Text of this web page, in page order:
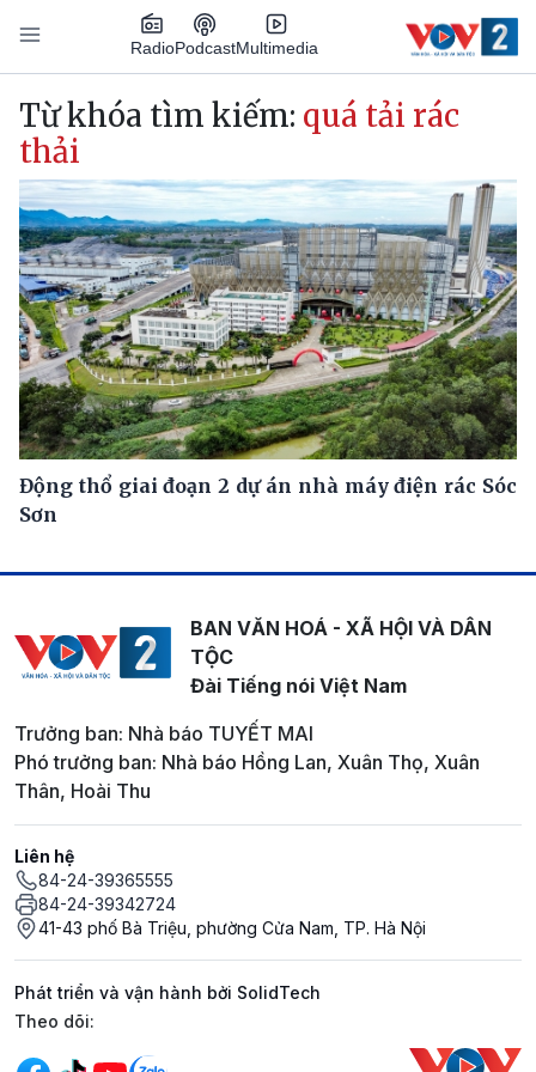
Nhảy đến nội dung
RadioPodcastMultimedia
Main navigation
Từ khóa tìm kiếm: quá tải rác
thải
Động thổ giai đoạn 2 dự án nhà máy điện rác Sóc
Sơn
BAN VĂN HOÁ - XÃ HỘI VÀ DÂN
TỘC
Đài Tiếng nói Việt Nam
Trưởng ban: Nhà báo TUYẾT MAI
Phó trưởng ban: Nhà báo Hồng Lan, Xuân Thọ, Xuân
Thân, Hoài Thu
Liên hệ
84-24-39365555
84-24-39342724
41-43 phố Bà Triệu, phường Cửa Nam, TP. Hà Nội
Phát triển và vận hành bởi SolidTech
Mạng xã hội
Theo dõi: